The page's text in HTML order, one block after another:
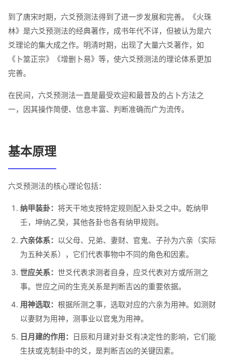
到了唐宋时期，六爻预测法得到了进一步发展和完善。《火珠
林》是六爻预测法的经典著作，成书年代不详，但被认为是六
爻理论的集大成之作。明清时期，出现了大量六爻著作，如
《卜筮正宗》《增删卜易》等，使六爻预测法的理论体系更加
完善。
在民间，六爻预测法一直是最受欢迎和最普及的占卜方法之
一，因其操作简便、信息丰富、判断准确而广为流传。
基本原理
六爻预测法的核心理论包括：
纳甲装卦： 将天干地支按特定规则配入卦爻之中。乾纳甲
壬，坤纳乙癸，其他各卦也各有纳甲规则。
六亲体系： 以父母、兄弟、妻财、官鬼、子孙为六亲（实际
为五种关系），它们代表事物中不同的角色和因素。
世应关系： 世爻代表求测者自身，应爻代表对方或所测之
事。世应之间的生克关系是判断吉凶的重要依据。
用神选取： 根据所测之事，选取对应的六亲为用神。如测财
以妻财为用神，测事业以官鬼为用神。
日月建的作用： 日辰和月建对卦爻有决定性的影响，它们能
生扶或克制卦中的爻，是判断吉凶的关键因素。